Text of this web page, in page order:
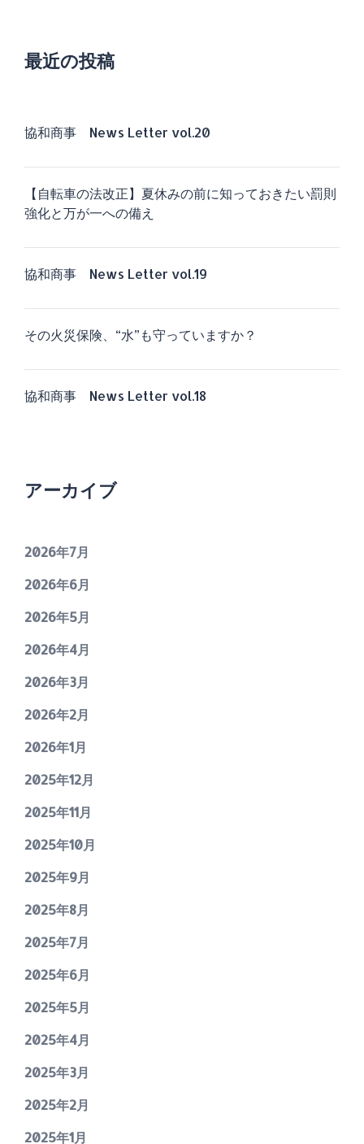
最近の投稿
協和商事 News Letter vol.20
【自転車の法改正】夏休みの前に知っておきたい罰則
強化と万が一への備え
協和商事 News Letter vol.19
その火災保険、“水”も守っていますか？
協和商事 News Letter vol.18
アーカイブ
2026年7月
2026年6月
2026年5月
2026年4月
2026年3月
2026年2月
2026年1月
2025年12月
2025年11月
2025年10月
2025年9月
2025年8月
2025年7月
2025年6月
2025年5月
2025年4月
2025年3月
2025年2月
2025年1月